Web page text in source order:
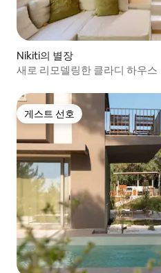
Nikiti의 별장
새로 리모델링한 클라디 하우스
게스트 선호
게스트 선호